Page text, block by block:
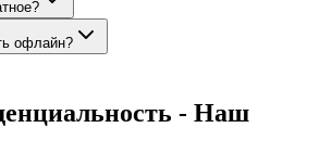
офлайн?
- Наш